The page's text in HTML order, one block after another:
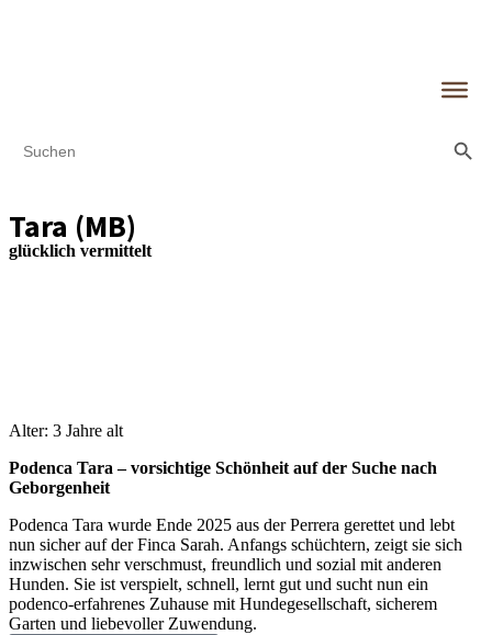
for:
Tara (MB)
glücklich vermittelt
Alter: 3 Jahre alt
Podenca Tara – vorsichtige Schönheit auf der Suche nach
Geborgenheit
Podenca Tara wurde Ende 2025 aus der Perrera gerettet und lebt
nun sicher auf der Finca Sarah. Anfangs schüchtern, zeigt sie sich
inzwischen sehr verschmust, freundlich und sozial mit anderen
Hunden. Sie ist verspielt, schnell, lernt gut und sucht nun ein
podenco-erfahrenes Zuhause mit Hundegesellschaft, sicherem
Garten und liebevoller Zuwendung.